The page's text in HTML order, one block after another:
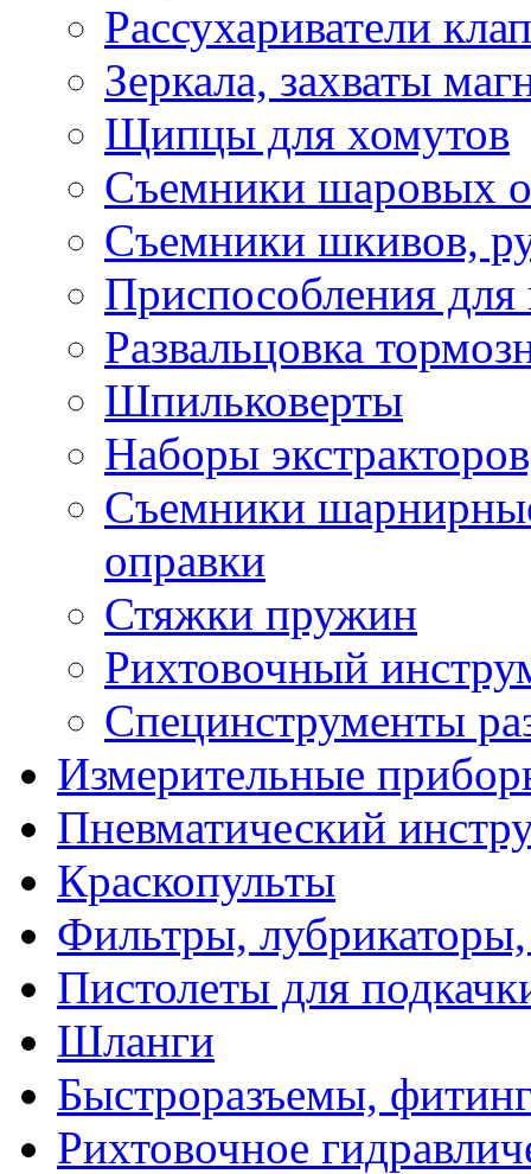
Рассухариватели
Зеркала, захваты
Щипцы для хомутов
Съемники шаровых
Съемники шкивов,
Приспособления для
Развальцовка
Шпильковерты
Наборы
Съемники
оправки
Стяжки пружин
Рихтовочный
Специнструменты
Измерительные
Пневматический
Краскопульты
Фильтры,
Пистолеты для
Шланги
Быстроразъемы,
Рихтовочное